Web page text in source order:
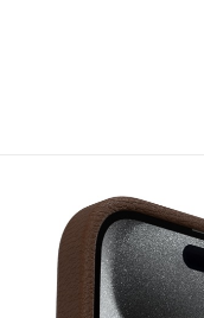
には、日本では珍